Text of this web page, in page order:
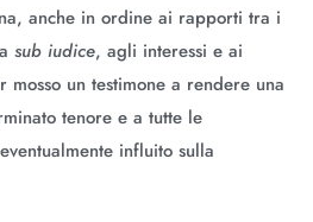
anche in ordine ai rapporti tra i
sub iudice, agli interessi e ai
mosso un testimone a rendere una
tenore e a tutte le
influito sulla